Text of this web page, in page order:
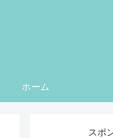
ホーム
スポ